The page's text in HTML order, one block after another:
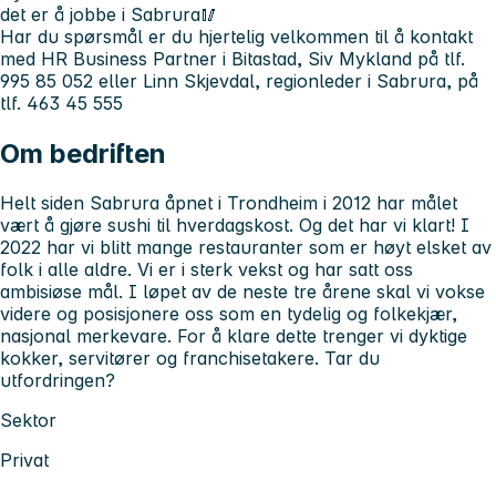
det er å jobbe i Sabrura🥢
Har du spørsmål er du hjertelig velkommen til å kontakt
med HR Business Partner i Bitastad, Siv Mykland på tlf.
995 85 052 eller Linn Skjevdal, regionleder i Sabrura, på
tlf. 463 45 555
Om bedriften
Helt siden Sabrura åpnet i Trondheim i 2012 har målet
vært å gjøre sushi til hverdagskost. Og det har vi klart! I
2022 har vi blitt mange restauranter som er høyt elsket av
folk i alle aldre. Vi er i sterk vekst og har satt oss
ambisiøse mål. I løpet av de neste tre årene skal vi vokse
videre og posisjonere oss som en tydelig og folkekjær,
nasjonal merkevare. For å klare dette trenger vi dyktige
kokker, servitører og franchisetakere. Tar du
utfordringen?
Sektor
Privat